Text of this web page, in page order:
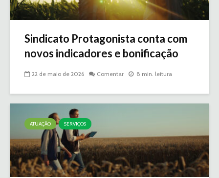
Sindicato Protagonista conta com
novos indicadores e bonificação
22 de maio de 2026 Comentar 8 min. leitura
ATUAÇÃO SERVIÇOS